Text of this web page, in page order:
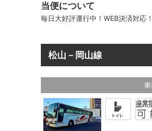
当便について
毎日大好評運行中！WEB決済対応
松山－岡山線